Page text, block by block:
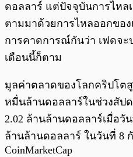
ดอลลาร์ แต่ปัจจุบันการไหล
ตามมาด้วยการไหลออกขอ
การคาดการณ์กันว่า เฟดจะ
เดือนนี้ก็ตาม
มูลค่าตลาดของโลกคริปโต
หมื่นล้านดอลลาร์ในช่วงสัป
2.02 ล้านล้านดอลลาร์เมื่อวั
ล้านล้านดอลลาร์ ในวันที่ 8
CoinMarketCap